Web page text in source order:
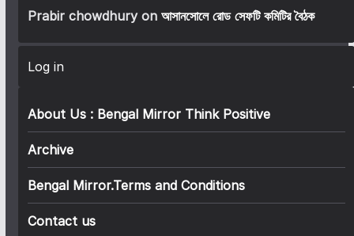
Prabir chowdhuryon আসানসোলে রোড সেফটি কমিটির বৈঠক
Log in
About Us : Bengal Mirror Think Positive
Archive
Bengal Mirror.Terms and Conditions
Contact us